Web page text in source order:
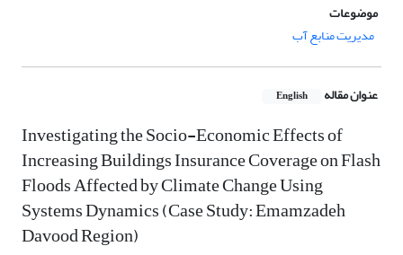
موضوعات
مدیریت منابع آب
عنوان مقاله English
Investigating the Socio-Economic Effects of
Increasing Buildings Insurance Coverage on Flash
Floods Affected by Climate Change Using
Systems Dynamics (Case Study: Emamzadeh
Davood Region)